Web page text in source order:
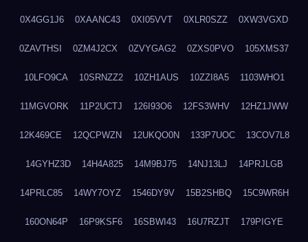
0X4GG1J6 0XAANC43 0XI05VVT 0XLR0SZZ 0XW3VGXD
0ZAVTHSI 0ZM4J2CX 0ZVYGAG2 0ZXS0PVO 105XMS37
10LFO9CA 10SRNZZ2 10ZH1AUS 10ZZI8A5 1103WHO1
11MGVORK 11P2UCTJ 126I93O6 12FS3WHV 12HZ1JWW
12K469CE 12QCPWZN 12UKQO0N 133P7UOC 13COV7L8
14GYHZ3D 14H4A825 14M9BJ75 14NJ13LJ 14PRJLGB
14PRLC85 14WY7OYZ 1546DY9V 15B2SHBQ 15C9WR6H
160ON64P 16P9KSF6 16SBWI43 16U7RZJT 179PIGYE